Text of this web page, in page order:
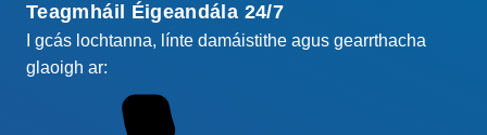
Teagmháil Éigeandála 24/7
I gcás lochtanna, línte damáistithe agus gearrthacha
glaoigh ar: